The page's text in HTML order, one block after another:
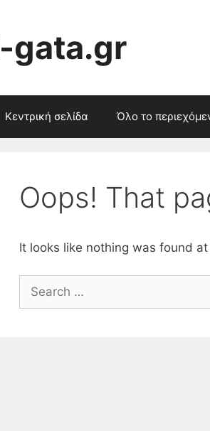
gata.gr
Κεντρική σελίδα Όλο το
Oops! That
It looks like nothing was found
for: